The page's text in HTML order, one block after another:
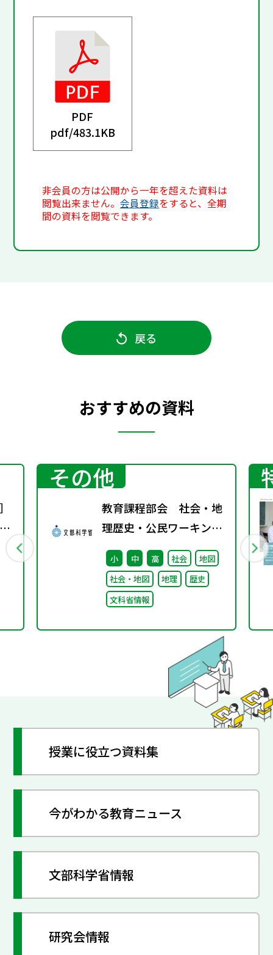
PDF
pdf/483.1KB
非会員の方は公開から一年を超えた資料は
閲覧出来ません。会員登録をすると、全期
間の資料を閲覧できます。
戻る
おすすめの資料
その他
教育課程部会 社会・地
理歴史・公民ワーキング
（第5回） 配付資料
小 中 高 社会
地図
社会・地図
地理
歴史
文科省情報
授業に役立つ資料集
今がわかる教育ニュース
文部科学省情報
研究会情報